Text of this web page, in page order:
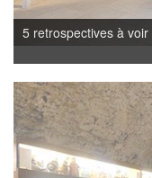
5 retrospectives à voir